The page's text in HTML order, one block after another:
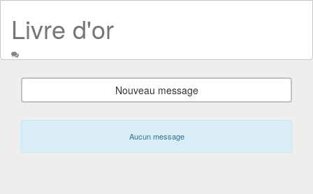
Livre d'or
Nouveau message
Aucun message